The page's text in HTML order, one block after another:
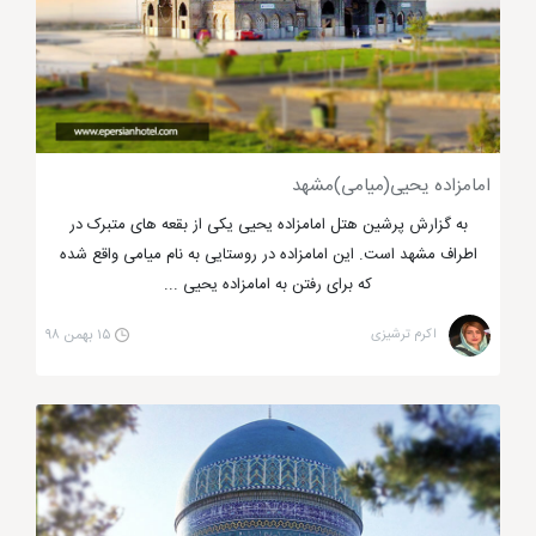
خواجه اباصلت هروی مشهد
آرامگاه پیر پالاندوز مشهد یا استاد ماهر خط
ثلث؟
از دیگر اماکن مذهبی مشهد
است که
دارد. پیر پالاندوز همان شیخ محمد کاردهی است که به
محمد عارف عباسی هم شناخه می شود. این مقبره در سال
985 هجری قمری به دستور سلطان محمد خدابنده ساخته
شد. سلطان محمد خدا بنده پدر شاه عباس صفوی بوده
امامزاده یحیی(میامی)مشهد
به گزارش پرشین هتل امامزاده یحیی یکی از بقعه های متبرک در
اطراف مشهد است. این امامزاده در روستایی به نام میامی واقع شده
که برای رفتن به امامزاده یحیی ...
اکرم ترشیزی ۱۵ بهمن ۹۸